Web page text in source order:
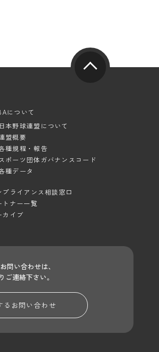
について
日本野球連盟について
盟概要
種規程・報告
スポーツ団体ガバナンスコード
種データ
プライアンス相談窓口
トナー一覧
カイブ
問い合わせは、
連絡下さい。
る お問い合わせ